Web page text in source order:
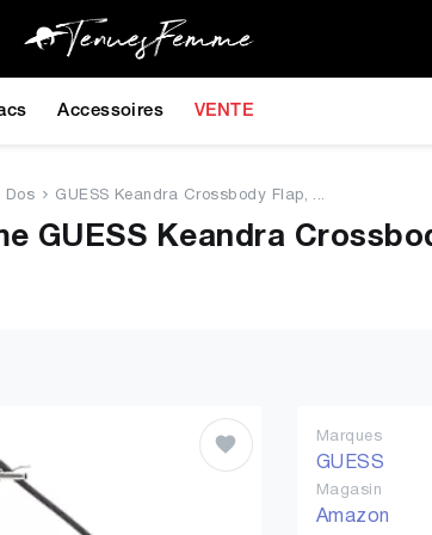
Accessoires VENTE
Dos GUESS Keandra Crossbody Flap, ...
GUESS Keandra
Marques
GUESS
Magasin
Amazon